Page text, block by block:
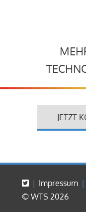
JETZT
Impressum
© WTS 2026